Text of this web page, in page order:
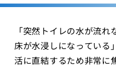
「突然トイレの水が流
床が水浸しになっている
活に直結するため非常に